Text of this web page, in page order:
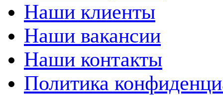
Наши клиенты
Наши вакансии
Наши контакты
Политика